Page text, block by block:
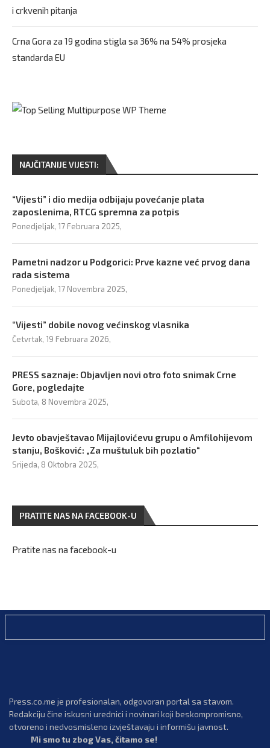
i crkvenih pitanja
Crna Gora za 19 godina stigla sa 36% na 54% prosjeka
standarda EU
NAJČITANIJE VIJESTI:
“Vijesti” i dio medija odbijaju povećanje plata
zaposlenima, RTCG spremna za potpis
Ponedjeljak, 17 Februara 2025,
Pametni nadzor u Podgorici: Prve kazne već prvog dana
rada sistema
Ponedjeljak, 17 Novembra 2025,
“Vijesti” dobile novog većinskog vlasnika
Četvrtak, 19 Februara 2026,
PRESS saznaje: Objavljen novi otro foto snimak Crne
Gore, pogledajte
Subota, 8 Novembra 2025,
Jevto obavještavao Mijajlovićevu grupu o Amfilohijevom
stanju, Bošković: „Za muštuluk bih pozlatio“
Srijeda, 8 Oktobra 2025,
PRATITE NAS NA FACEBOOK-U
Pratite nas na facebook-u
Press.co.me je profesionalan, odgovoran portal sa stavom.
Redakciju čine iskusni urednici i novinari koji beskompromisno,
otvoreno i nedvosmisleno izvještavaju i informišu javnost.
Mi smo tu zbog Vas, čitamo se!